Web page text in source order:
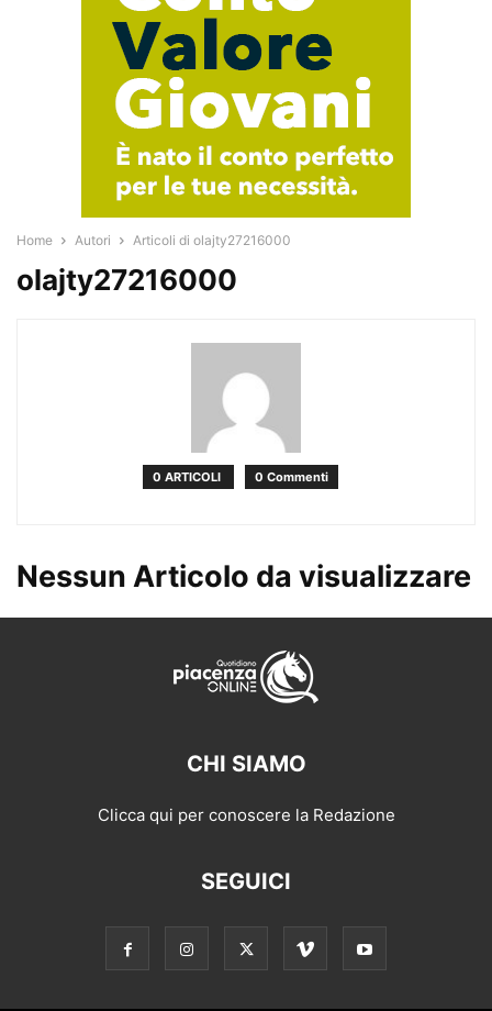
Home Autori Articoli di olajty27216000
olajty27216000
0 ARTICOLI 0 Commenti
Nessun Articolo da visualizzare
CHI SIAMO
Clicca qui per conoscere la Redazione
SEGUICI